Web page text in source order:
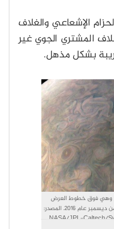
الإشعاعي والغلاف
المشتري الجوي غير
بشكل مذهل.
وهي فوق خطوط العرض
الشمالية لكوكب المشتري يوم الحادي عشر من ديسمبر عام 2016. المصدر:
NASA/JPL-Caltech/